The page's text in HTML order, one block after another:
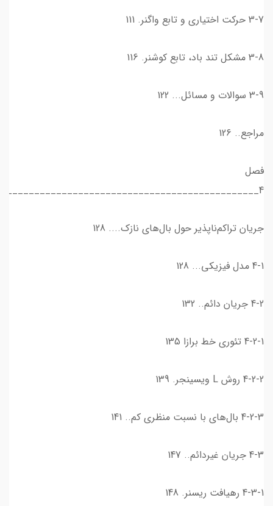
3-7 حركت اختياري و تابع واگنر. 111
3-8 مشكل تند باد، تابع كوشنر. 116
3-9 سوالات و مسائل... 122
مراجع.. 126
فصل
4_______________________________________________
جريان تراكم‌ناپذير حول بال‌هاي نازك.... 128
4-1 مدل فيزيكي... 128
4-2 جریان دائم.. 132
4-2-1 تئوری خط برازا 135
4-2-2 روش L ويسينجر. 139
4-2-3 بال‌هاي با نسبت منظري كم.. 141
4-3 جريان غیردائم.. 147
4-3-1 رهيافت ريسنر. 148